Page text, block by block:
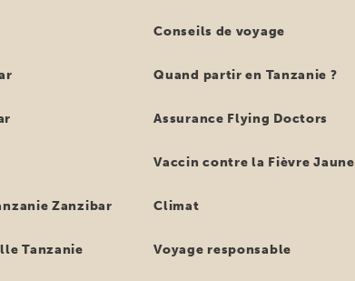
Zanzibar
Tanzanie
Conseils de voyage
Quand partir en Tanzanie ?
Assurance Flying Doctors
Vaccin contre la Fièvre Jaune
Climat
Voyage responsable